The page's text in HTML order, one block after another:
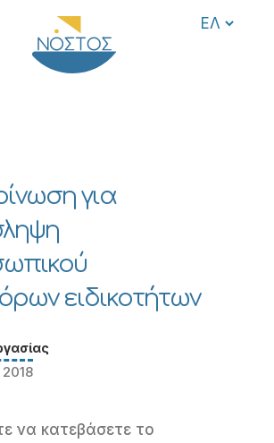
για
ειδικοτήτων
να κατεβάσετε το